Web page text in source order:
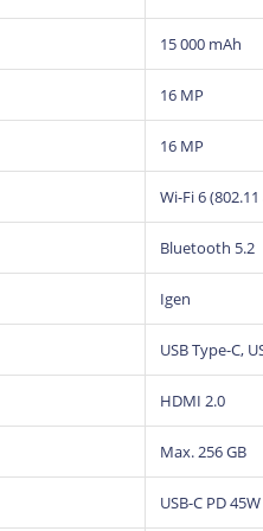
Fejlett
Az Autel legújabb
kapcsolatát,
A rendszer
modulok
fejlett élőadat-
A Topology 3.0
diagnosztizálásakor.
Felkészítve a
15 000 mAh
16 MP
16 MP
Wi-Fi 6
Bluetooth 5.2
Igen
USB Type-C,
HDMI 2.0
Max. 256 GB
USB-C PD